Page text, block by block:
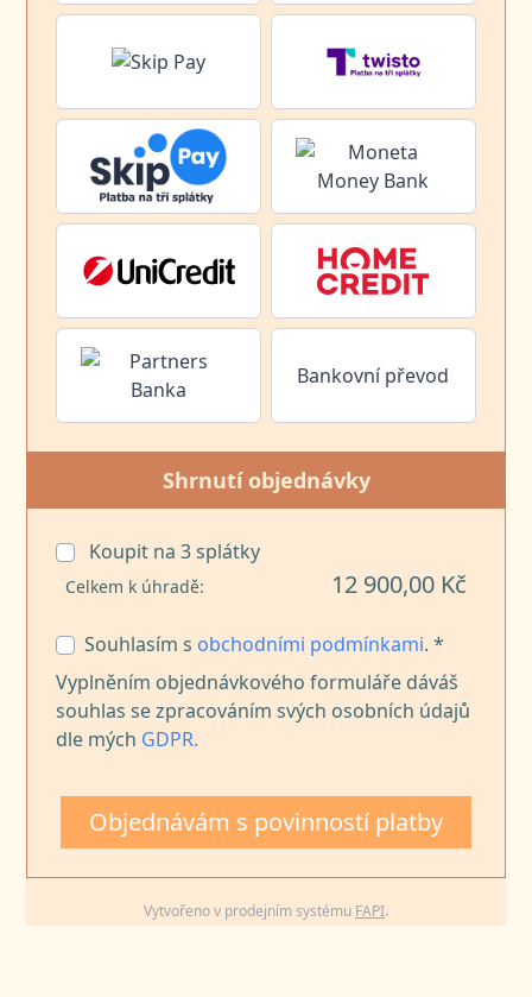
Bankovní převod
Shrnutí objednávky
Koupit na3splátky
Celkem k úhradě: 12 900,00 Kč
Souhlasím s obchodními podmínkami. *
Vyplněním objednávkového formuláře dáváš
souhlas se zpracováním svých osobních údajů
dle mých GDPR.
Objednávám s povinností platby
Vytvořeno v prodejním systému FAPI.